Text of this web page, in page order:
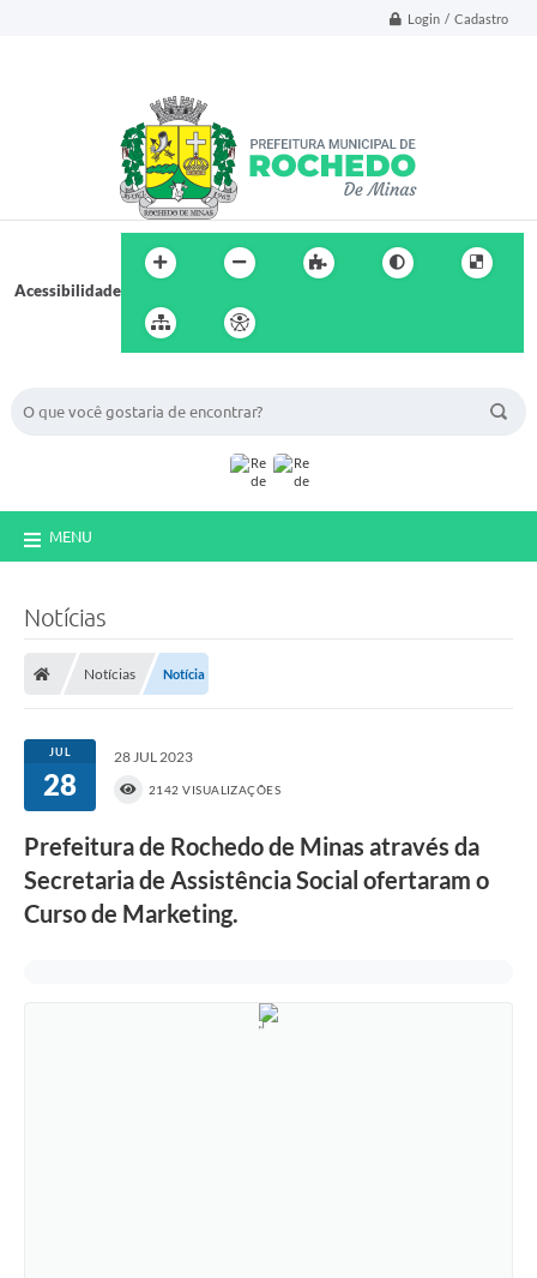
Login / Cadastro
Acessibilidade
MENU
Notícias
Notícias Notícia
JUL
28
28 JUL 2023
2142 VISUALIZAÇÕES
Prefeitura de Rochedo de Minas através da
Secretaria de Assistência Social ofertaram o
Curso de Marketing.